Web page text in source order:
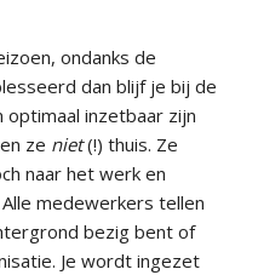
ondanks de
dan blijf je bij de
inzetbaar zijn
ze niet(!) thuis. Ze
naar het werk en
medewerkers tellen
bezig bent of
Je wordt ingezet